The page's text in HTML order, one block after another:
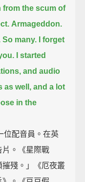
from the scum of
Armageddon.
So many.
I forget
I started
and audio
as well, and a lot
in the
位配音員。在英
片。《星際戰
殘。」《厄夜叢